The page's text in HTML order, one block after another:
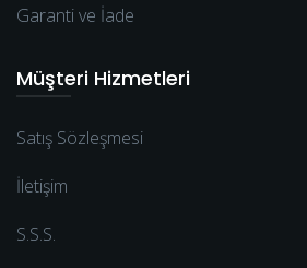
Garanti ve İade
Müşteri Hizmetleri
Satış Sözleşmesi
İletişim
S.S.S.